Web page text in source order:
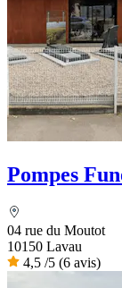
Pompes
04 rue du Moutot
10150 Lavau
4,5 /5 (6 avis)